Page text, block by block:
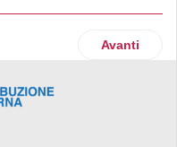
Articolo
Avanti